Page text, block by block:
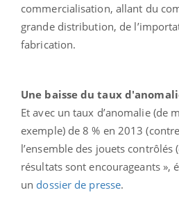
commercialisation, allant du
grande distribution, de
fabrication.
Une baisse du taux
Et avec un taux d’anomalie (de
exemple) de 8 % en 2013
l’ensemble des jouets contrôlés
résultats sont encourageants »,
un dossier de presse.